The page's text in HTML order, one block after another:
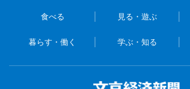
食べる 見る・遊ぶ
暮らす・働く 学ぶ・知る